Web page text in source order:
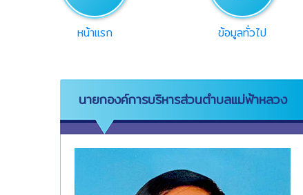
หน้าแรก ข้อมูลทั่วไป
นายกองค์การบริหารส่วนตำบลแม่ฟ้าหลวง